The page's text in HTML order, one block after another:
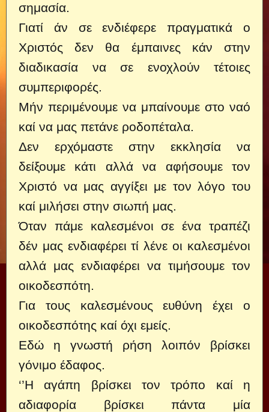
σημασία.
Γιατί άν σε ενδιέφερε πραγματικά ο
Χριστός δεν θα έμπαινες κάν στην
διαδικασία να σε ενοχλούν τέτοιες
συμπεριφορές.
Μήν περιμένουμε να μπαίνουμε στο ναό
καί να μας πετάνε ροδοπέταλα.
Δεν ερχόμαστε στην εκκλησία να
δείξουμε κάτι αλλά να αφήσουμε τον
Χριστό να μας αγγίξει με τον λόγο του
καί μιλήσει στην σιωπή μας.
Όταν πάμε καλεσμένοι σε ένα τραπέζι
δέν μας ενδιαφέρει τί λένε οι καλεσμένοι
αλλά μας ενδιαφέρει να τιμήσουμε τον
οικοδεσπότη.
Για τους καλεσμένους ευθύνη έχει ο
οικοδεσπότης καί όχι εμείς.
Εδώ η γνωστή ρήση λοιπόν βρίσκει
γόνιμο έδαφος.
‘’Η αγάπη βρίσκει τον τρόπο καί η
αδιαφορία βρίσκει πάντα μία